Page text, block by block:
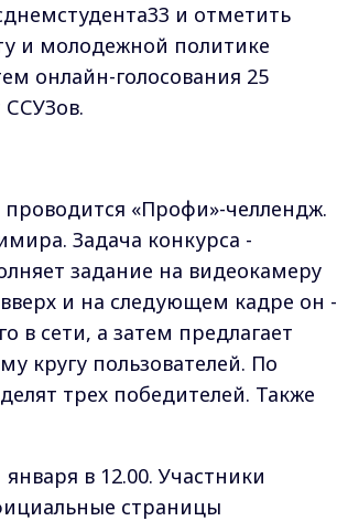
и отметить
и молодежной политике
онлайн-голосования 25
ССУЗов.
«Профи»-челлендж.
Задача конкурса -
задание на видеокамеру
и на следующем кадре он -
в сети, а затем предлагает
кругу пользователей. По
трех победителей. Также
в 12.00. Участники
страницы